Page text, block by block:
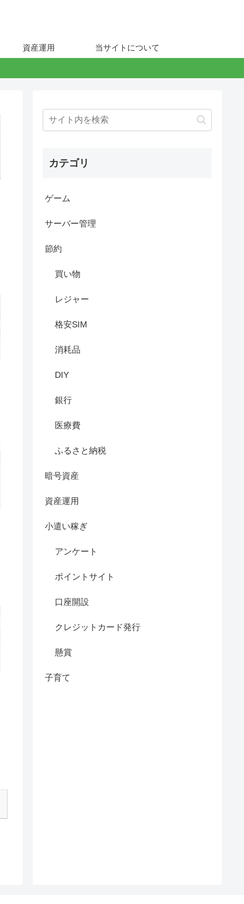
資産運用 当サイトについて
カテゴリ
ゲーム
サーバー管理
節約
買い物
レジャー
格安SIM
消耗品
DIY
銀行
医療費
ふるさと納税
暗号資産
資産運用
小遣い稼ぎ
アンケート
ポイントサイト
口座開設
クレジットカード発行
懸賞
子育て